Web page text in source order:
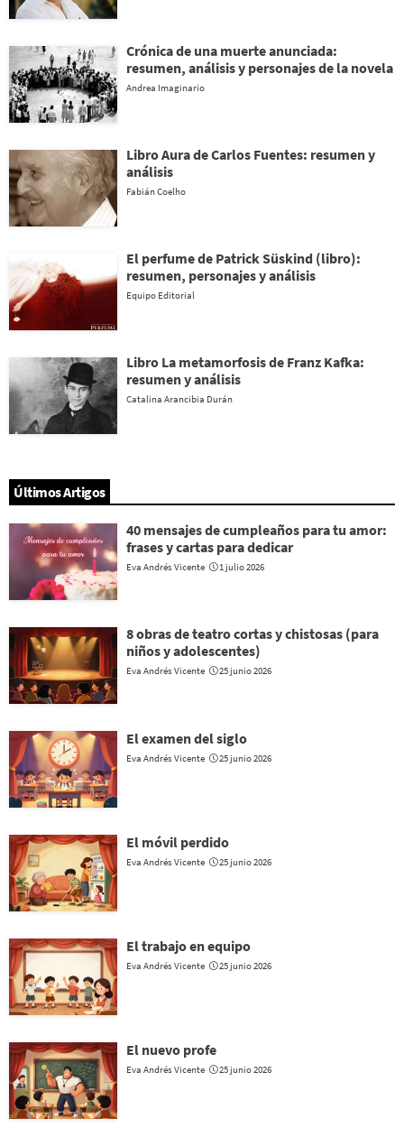
Crónica de una muerte anunciada:
resumen, análisis y personajes de la novela
Andrea Imaginario
Libro Aura de Carlos Fuentes: resumen y
análisis
Fabián Coelho
El perfume de Patrick Süskind (libro):
resumen, personajes y análisis
Equipo Editorial
Libro La metamorfosis de Franz Kafka:
resumen y análisis
Catalina Arancibia Durán
Últimos Artigos
40 mensajes de cumpleaños para tu amor:
frases y cartas para dedicar
Eva Andrés Vicente 1 julio 2026
8 obras de teatro cortas y chistosas (para
niños y adolescentes)
Eva Andrés Vicente 25 junio 2026
El examen del siglo
Eva Andrés Vicente 25 junio 2026
El móvil perdido
Eva Andrés Vicente 25 junio 2026
El trabajo en equipo
Eva Andrés Vicente 25 junio 2026
El nuevo profe
Eva Andrés Vicente 25 junio 2026